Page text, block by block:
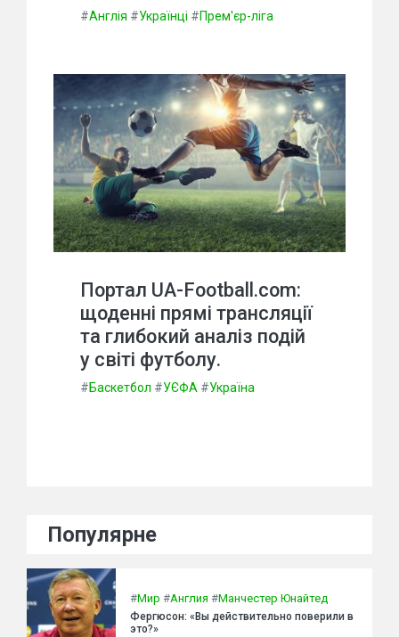
#Англія #Українці #Прем'єр-ліга
Портал UA-Football.com:
щоденні прямі трансляції
та глибокий аналіз подій
у світі футболу.
#Баскетбол #УЄФА #Україна
Популярне
#Мир #Англия #Манчестер Юнайтед
Фергюсон: «Вы действительно поверили в
это?»